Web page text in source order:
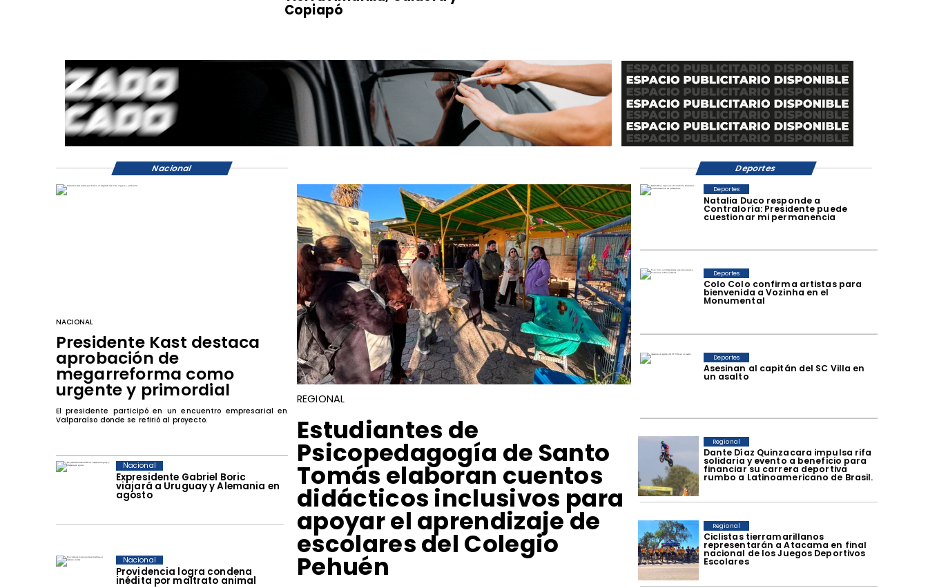
Copiapó
Natalia Duco responde a
Contraloría: Presidente puede
cuestionar mi permanencia
Deportes
Colo Colo confirma artistas para
bienvenida a Vozinha en el
Monumental
Deportes
Asesinan al capitán del SC Villa en
un asalto
Deportes
Dante Díaz Quinzacara impulsa rifa
solidaria y evento a beneficio para
financiar su carrera deportiva
rumbo a Latinoamericano de Brasil.
Regional
​Ciclistas tierramarillanos
representarán a Atacama en final
nacional de los Juegos Deportivos
Escolares
Regional
Expresidente Gabriel Boric
viajará a Uruguay y Alemania en
agosto
Nacional
Providencia logra condena
inédita por maltrato animal
Nacional
NACIONAL
Presidente Kast destaca
aprobación de
megarreforma como
urgente y primordial
El presidente participó en un encuentro empresarial en
Valparaíso donde se refirió al proyecto.
REGIONAL
​Estudiantes de
Psicopedagogía de Santo
Tomás elaboran cuentos
didácticos inclusivos para
apoyar el aprendizaje de
escolares del Colegio
Pehuén
Nacional Deportes